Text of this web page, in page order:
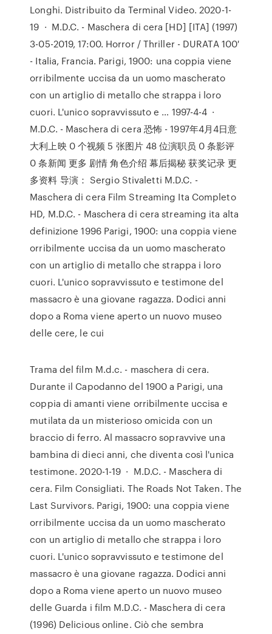
Longhi. Distribuito da Terminal Video. 2020-1-
19 · M.D.C. - Maschera di cera [HD] [ITA] (1997)
3-05-2019, 17:00. Horror / Thriller - DURATA 100′
- Italia, Francia. Parigi, 1900: una coppia viene
orribilmente uccisa da un uomo mascherato
con un artiglio di metallo che strappa i loro
cuori. L'unico sopravvissuto e … 1997-4-4 ·
M.D.C. - Maschera di cera 恐怖 - 1997年4月4日意
大利上映 0 个视频 5 张图片 48 位演职员 0 条影评
0 条新闻 更多 剧情 角色介绍 幕后揭秘 获奖记录 更
多资料 导演： Sergio Stivaletti M.D.C. -
Maschera di cera Film Streaming Ita Completo
HD, M.D.C. - Maschera di cera streaming ita alta
definizione 1996 Parigi, 1900: una coppia viene
orribilmente uccisa da un uomo mascherato
con un artiglio di metallo che strappa i loro
cuori. L'unico sopravvissuto e testimone del
massacro è una giovane ragazza. Dodici anni
dopo a Roma viene aperto un nuovo museo
delle cere, le cui
Trama del film M.d.c. - maschera di cera.
Durante il Capodanno del 1900 a Parigi, una
coppia di amanti viene orribilmente uccisa e
mutilata da un misterioso omicida con un
braccio di ferro. Al massacro sopravvive una
bambina di dieci anni, che diventa così l'unica
testimone. 2020-1-19 · M.D.C. - Maschera di
cera. Film Consigliati. The Roads Not Taken. The
Last Survivors. Parigi, 1900: una coppia viene
orribilmente uccisa da un uomo mascherato
con un artiglio di metallo che strappa i loro
cuori. L'unico sopravvissuto e testimone del
massacro è una giovane ragazza. Dodici anni
dopo a Roma viene aperto un nuovo museo
delle Guarda i film M.D.C. - Maschera di cera
(1996) Delicious online. Ciò che sembra